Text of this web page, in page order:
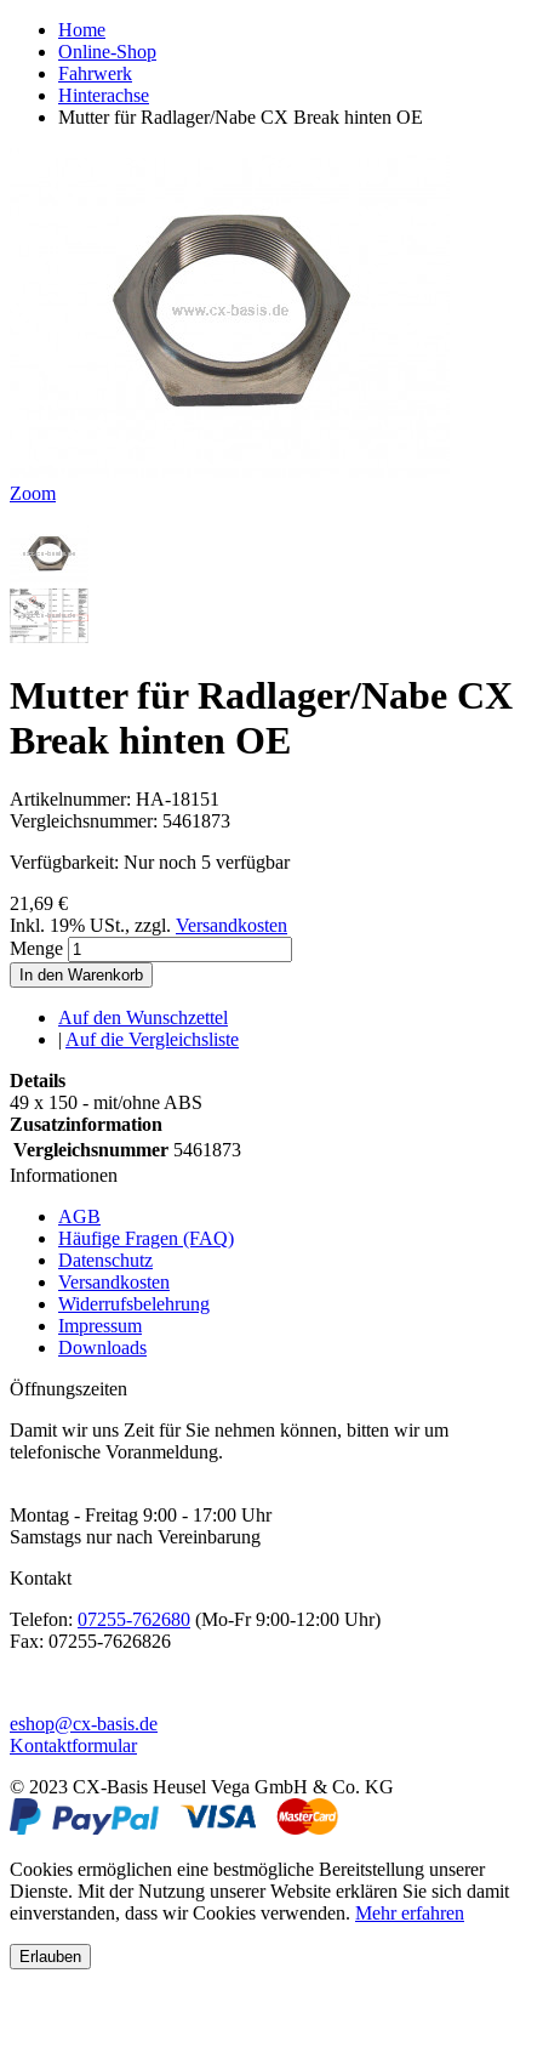
Home
Online-Shop
Fahrwerk
Hinterachse
Mutter für Radlager/Nabe CX Break hinten OE
Zoom
Mutter für Radlager/Nabe CX
Break hinten OE
Artikelnummer: HA-18151
Vergleichsnummer: 5461873
Verfügbarkeit: Nur noch 5 verfügbar
21,69 €
Inkl. 19% USt., zzgl. Versandkosten
Menge
In den Warenkorb
Auf den Wunschzettel
| Auf die Vergleichsliste
Details
49 x 150 - mit/ohne ABS
Zusatzinformation
Vergleichsnummer 5461873
Informationen
AGB
Häufige Fragen (FAQ)
Datenschutz
Versandkosten
Widerrufsbelehrung
Impressum
Downloads
Öffnungszeiten
Damit wir uns Zeit für Sie nehmen können, bitten wir um
telefonische Voranmeldung.
Montag - Freitag 9:00 - 17:00 Uhr
Samstags nur nach Vereinbarung
Kontakt
Telefon: 07255-762680 (Mo-Fr 9:00-12:00 Uhr)
Fax: 07255-7626826
eshop@cx-basis.de
Kontaktformular
© 2023 CX-Basis Heusel Vega GmbH & Co. KG
Cookies ermöglichen eine bestmögliche Bereitstellung unserer
Dienste. Mit der Nutzung unserer Website erklären Sie sich damit
einverstanden, dass wir Cookies verwenden. Mehr erfahren
Erlauben